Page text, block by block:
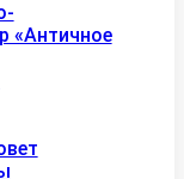
«Античное